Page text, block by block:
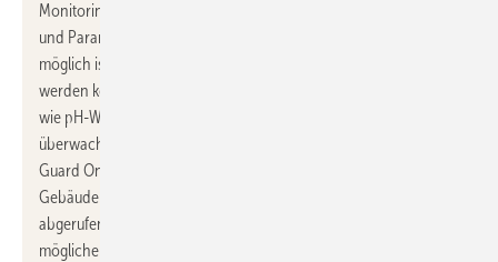
Monitoring und Messen des Heizwassers die kritischen Werte
und Parameter so frühzeitig, dass ein rechtzeitiges Eingreifen
möglich ist und kostspielige Schäden an der Anlage vermieden
werden können. Die für Zersetzung verantwortlichen Parameter
wie pH-Wert, Leitfähigkeit und Systemdruck werden ständig
überwacht. Bei der kleinsten Abweichung schlägt der Heat
Guard Online Alarm und sendet ein Signal an die
Gebäudeleittechnik. Ebenso können alle Werte per Fernabfrage
abgerufen werden. So kann umgehend agiert und einer
möglichen Korrosion frühzeitig entgegengewirkt werden.